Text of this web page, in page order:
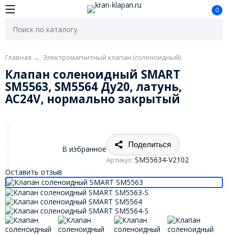
0
Главная → Электромагнитный клапан (соленоидный)
Клапан соленоидный SMART
SM5563, SM5564 Ду20, латунь,
AC24V, нормально закрытый
Оставить отзыв
В избранное
Поделиться
Артикул: SM55634-V2102